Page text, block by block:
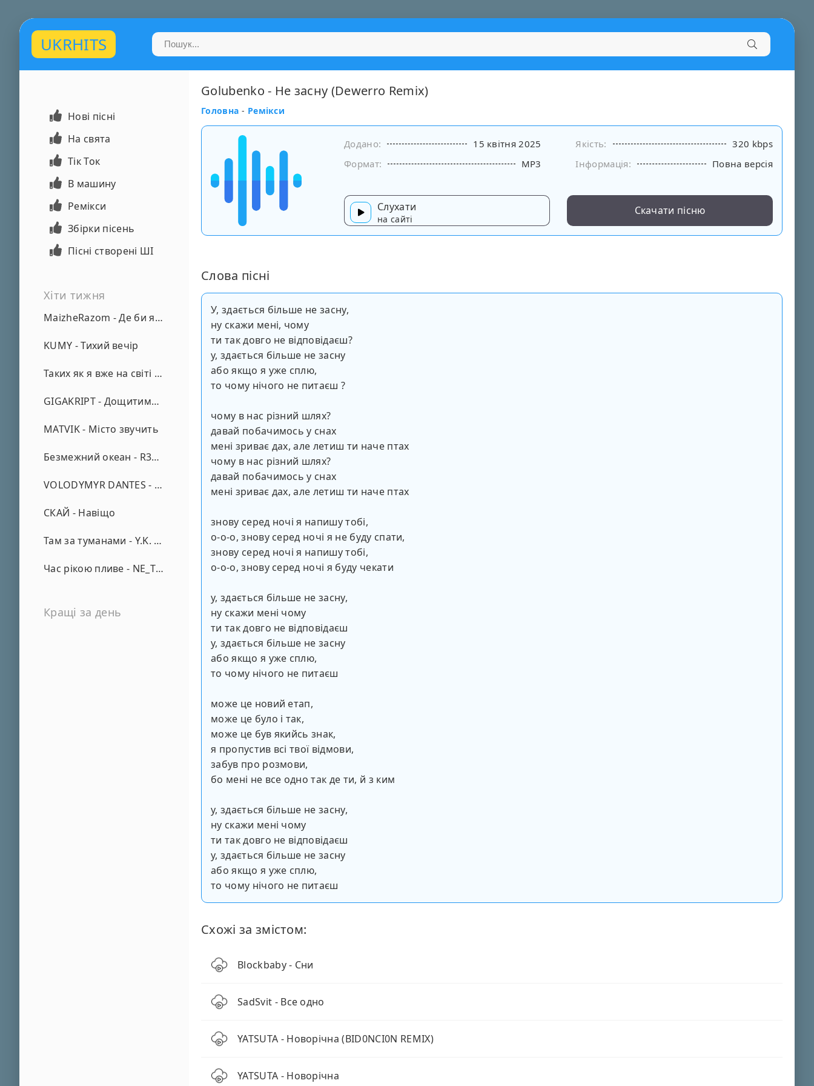
UKRHITS
Нові пісні
На свята
Тік Ток
В машину
Ремікси
Збірки пісень
Пісні створені ШІ
Хіти тижня
MaizheRazom - Де би я не був
KUMY - Тихий вечір
Таких як я вже на світі нема - А. Малярник
GIGAKRIPT - Дощитиме зима
MATVIK - Місто звучить
Безмежний океан - R3phase
VOLODYMYR DANTES - Просто кохаю (REMIX)
СКАЙ - Навіщо
Там за туманами - Y.K. Music
Час рікою пливе - NE_TVOYA_MRIYA
Кращі за день
Golubenko - Не засну (Dewerro Remix)
Головна - Ремікси
Додано: 15 квітня 2025 Якість:
320 kbps
Формат:
MP3 Інформація: Повна версія
Слухати
на сайті
Скачати пісню
Слова пісні
У, здається більше не засну,
ну скажи мені, чому
ти так довго не відповідаєш?
у, здається більше не засну
або якщо я уже сплю,
то чому нічого не питаєш ?
чому в нас різний шлях?
давай побачимось у снах
мені зриває дах, але летиш ти наче птах
чому в нас різний шлях?
давай побачимось у снах
мені зриває дах, але летиш ти наче птах
знову серед ночі я напишу тобі,
о-о-о, знову серед ночі я не буду спати,
знову серед ночі я напишу тобі,
о-о-о, знову серед ночі я буду чекати
у, здається більше не засну,
ну скажи мені чому
ти так довго не відповідаєш
у, здається більше не засну
або якщо я уже сплю,
то чому нічого не питаєш
може це новий етап,
може це було і так,
може це був якийсь знак,
я пропустив всі твої відмови,
забув про розмови,
бо мені не все одно так де ти, й з ким
у, здається більше не засну,
ну скажи мені чому
ти так довго не відповідаєш
у, здається більше не засну
або якщо я уже сплю,
то чому нічого не питаєш
Схожі за змістом:
Blockbaby - Сни
SadSvit - Все одно
YATSUTA - Новорічна (BID0NCI0N REMIX)
YATSUTA - Новорічна